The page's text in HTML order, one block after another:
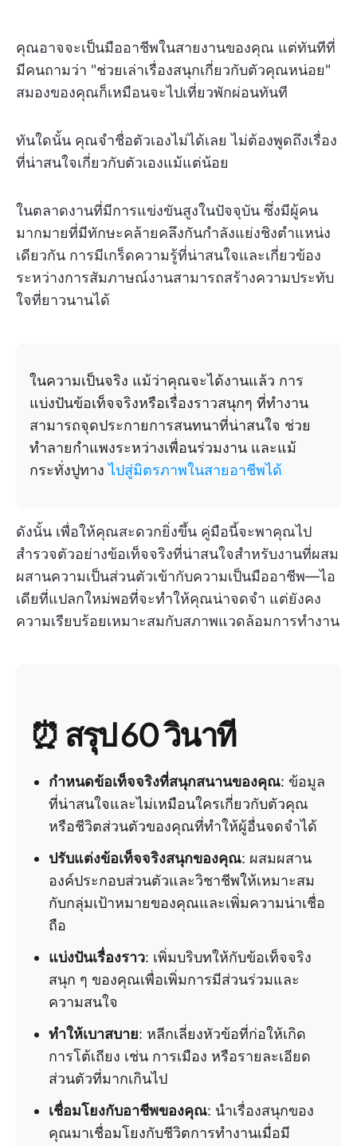
คุณอาจจะเป็นมืออาชีพในสายงานของคุณ แต่ทันทีที่
มีคนถามว่า "ช่วยเล่าเรื่องสนุกเกี่ยวกับตัวคุณหน่อย"
สมองของคุณก็เหมือนจะไปเที่ยวพักผ่อนทันที
ทันใดนั้น คุณจำชื่อตัวเองไม่ได้เลย ไม่ต้องพูดถึงเรื่อง
ที่น่าสนใจเกี่ยวกับตัวเองแม้แต่น้อย
ในตลาดงานที่มีการแข่งขันสูงในปัจจุบัน ซึ่งมีผู้คน
มากมายที่มีทักษะคล้ายคลึงกันกำลังแย่งชิงตำแหน่ง
เดียวกัน การมีเกร็ดความรู้ที่น่าสนใจและเกี่ยวข้อง
ระหว่างการสัมภาษณ์งานสามารถสร้างความประทับ
ใจที่ยาวนานได้
ในความเป็นจริง แม้ว่าคุณจะได้งานแล้ว การ
แบ่งปันข้อเท็จจริงหรือเรื่องราวสนุกๆ ที่ทำงาน
สามารถจุดประกายการสนทนาที่น่าสนใจ ช่วย
ทำลายกำแพงระหว่างเพื่อนร่วมงาน และแม้
กระทั่งปูทาง ไปสู่มิตรภาพในสายอาชีพได้
ดังนั้น เพื่อให้คุณสะดวกยิ่งขึ้น คู่มือนี้จะพาคุณไป
สำรวจตัวอย่างข้อเท็จจริงที่น่าสนใจสำหรับงานที่ผสม
ผสานความเป็นส่วนตัวเข้ากับความเป็นมืออาชีพ—ไอ
เดียที่แปลกใหม่พอที่จะทำให้คุณน่าจดจำ แต่ยังคง
ความเรียบร้อยเหมาะสมกับสภาพแวดล้อมการทำงาน
⏰ สรุป 60 วินาที
กำหนดข้อเท็จจริงที่สนุกสนานของคุณ: ข้อมูล
ที่น่าสนใจและไม่เหมือนใครเกี่ยวกับตัวคุณ
หรือชีวิตส่วนตัวของคุณที่ทำให้ผู้อื่นจดจำได้
ปรับแต่งข้อเท็จจริงสนุกของคุณ: ผสมผสาน
องค์ประกอบส่วนตัวและวิชาชีพให้เหมาะสม
กับกลุ่มเป้าหมายของคุณและเพิ่มความน่าเชื่อ
ถือ
แบ่งปันเรื่องราว: เพิ่มบริบทให้กับข้อเท็จจริง
สนุก ๆ ของคุณเพื่อเพิ่มการมีส่วนร่วมและ
ความสนใจ
ทำให้เบาสบาย: หลีกเลี่ยงหัวข้อที่ก่อให้เกิด
การโต้เถียง เช่น การเมือง หรือรายละเอียด
ส่วนตัวที่มากเกินไป
เชื่อมโยงกับอาชีพของคุณ: นำเรื่องสนุกของ
คุณมาเชื่อมโยงกับชีวิตการทำงานเมื่อมี